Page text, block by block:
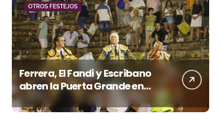
OTROS FESTEJOS
Ferrera, El Fandi y Escribano
abren la Puerta Grande en
una tarde triunfal en Azuaga